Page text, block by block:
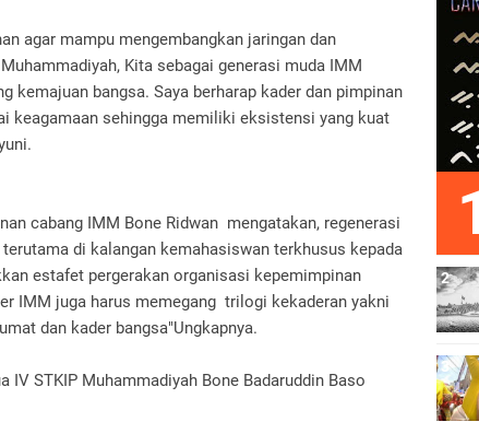
agar mampu mengembangkan jaringan dan
Kita sebagai generasi muda IMM
kemajuan bangsa. Saya berharap kader dan pimpinan
keagamaan sehingga memiliki eksistensi yang kuat
cabang IMM Bone Ridwan mengatakan, regenerasi
di kalangan kemahasiswan terkhusus kepada
estafet pergerakan organisasi kepemimpinan
IMM juga harus memegang trilogi kekaderan yakni
dan kader bangsa"Ungkapnya.
IV STKIP Muhammadiyah Bone Badaruddin Baso